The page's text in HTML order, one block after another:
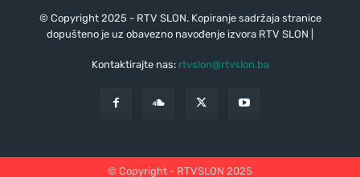
© Copyright 2025 - RTV SLON. Kopiranje sadržaja stranice
dopušteno je uz obavezno navođenje izvora RTV SLON |
Kontaktirajte nas: rtvslon@rtvslon.ba
© Copyright - RTVSLON 2025